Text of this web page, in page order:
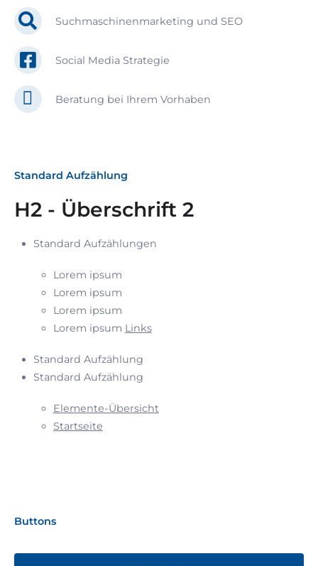
Suchmaschinenmarketing und SEO
Social Media Strategie
Beratung bei Ihrem Vorhaben
Standard Aufzählung
H2 - Überschrift 2
Standard Aufzählungen
Lorem ipsum
Lorem ipsum
Lorem ipsum
Lorem ipsum Links
Standard Aufzählung
Standard Aufzählung
Elemente-Übersicht
Startseite
Buttons